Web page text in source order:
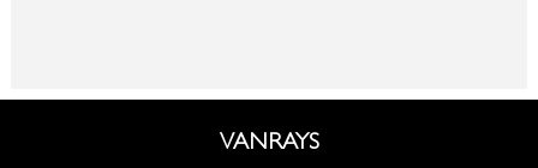
VANRAYS